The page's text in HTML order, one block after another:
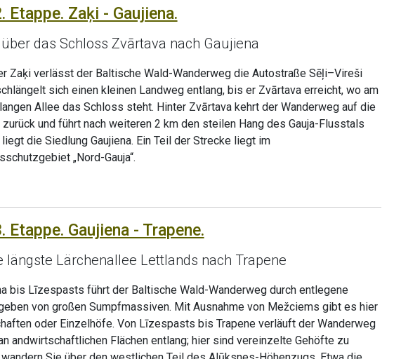
Etappe. Zaķi - Gaujiena.
das Schloss Zvārtava nach Gaujiena
Zaķi verlässt der Baltische Wald-Wanderweg die Autostraße Sēļi–Vireši
sich einen kleinen Landweg entlang, bis er Zvārtava erreicht, wo am
Allee das Schloss steht. Hinter Zvārtava kehrt der Wanderweg auf die
und führt nach weiteren 2 km den steilen Hang des Gauja-Flusstals
die Siedlung Gaujiena. Ein Teil der Strecke liegt im
„Nord-Gauja“.
Etappe. Gaujiena - Trapene.
längste Lärchenallee Lettlands nach Trapene
bis Līzespasts führt der Baltische Wald-Wanderweg durch entlegene
von großen Sumpfmassiven. Mit Ausnahme von Mežciems gibt es hier
oder Einzelhöfe. Von Līzespasts bis Trapene verläuft der Wanderweg
andwirtschaftlichen Flächen entlang; hier sind vereinzelte Gehöfte zu